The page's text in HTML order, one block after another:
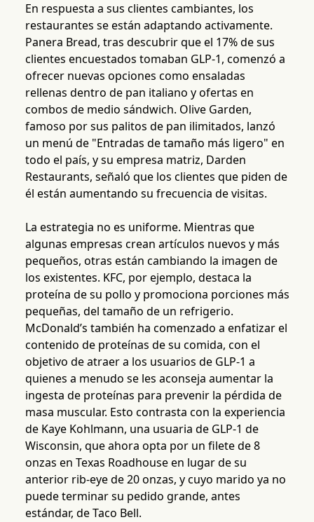
En respuesta a sus clientes cambiantes, los
restaurantes se están adaptando activamente.
Panera Bread, tras descubrir que el 17% de sus
clientes encuestados tomaban GLP-1, comenzó a
ofrecer nuevas opciones como ensaladas
rellenas dentro de pan italiano y ofertas en
combos de medio sándwich. Olive Garden,
famoso por sus palitos de pan ilimitados, lanzó
un menú de "Entradas de tamaño más ligero" en
todo el país, y su empresa matriz, Darden
Restaurants, señaló que los clientes que piden de
él están aumentando su frecuencia de visitas.
La estrategia no es uniforme. Mientras que
algunas empresas crean artículos nuevos y más
pequeños, otras están cambiando la imagen de
los existentes. KFC, por ejemplo, destaca la
proteína de su pollo y promociona porciones más
pequeñas, del tamaño de un refrigerio.
McDonald’s también ha comenzado a enfatizar el
contenido de proteínas de su comida, con el
objetivo de atraer a los usuarios de GLP-1 a
quienes a menudo se les aconseja aumentar la
ingesta de proteínas para prevenir la pérdida de
masa muscular. Esto contrasta con la experiencia
de Kaye Kohlmann, una usuaria de GLP-1 de
Wisconsin, que ahora opta por un filete de 8
onzas en Texas Roadhouse en lugar de su
anterior rib-eye de 20 onzas, y cuyo marido ya no
puede terminar su pedido grande, antes
estándar, de Taco Bell.